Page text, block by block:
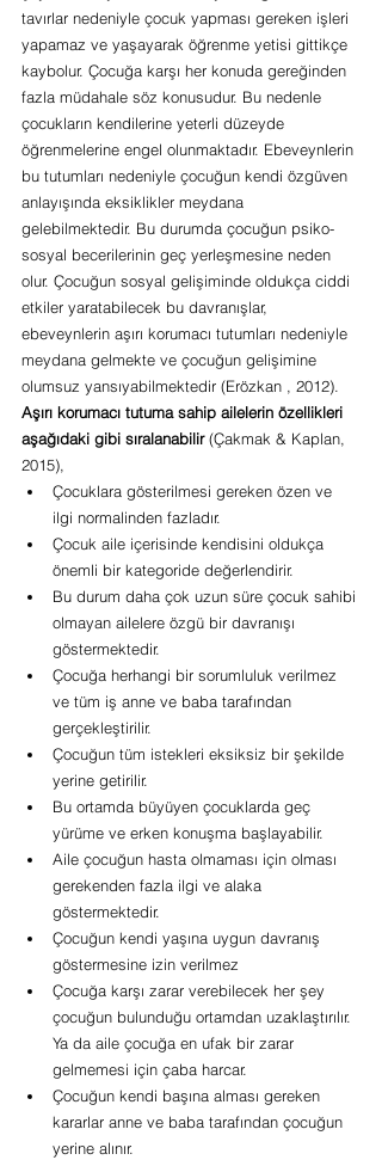
tavırlar nedeniyle çocuk yapması gereken işleri
yapamaz ve yaşayarak öğrenme yetisi gittikçe
kaybolur. Çocuğa karşı her konuda gereğinden
fazla müdahale söz konusudur. Bu nedenle
çocukların kendilerine yeterli düzeyde
öğrenmelerine engel olunmaktadır. Ebeveynlerin
bu tutumları nedeniyle çocuğun kendi özgüven
anlayışında eksiklikler meydana
gelebilmektedir. Bu durumda çocuğun psiko-
sosyal becerilerinin geç yerleşmesine neden
olur. Çocuğun sosyal gelişiminde oldukça ciddi
etkiler yaratabilecek bu davranışlar,
ebeveynlerin aşırı korumacı tutumları nedeniyle
meydana gelmekte ve çocuğun gelişimine
olumsuz yansıyabilmektedir (Erözkan , 2012).
Aşırı korumacı tutuma sahip ailelerin özellikleri
aşağıdaki gibi sıralanabilir (Çakmak & Kaplan,
2015),
Çocuklara gösterilmesi gereken özen ve
ilgi normalinden fazladır.
Çocuk aile içerisinde kendisini oldukça
önemli bir kategoride değerlendirir.
Bu durum daha çok uzun süre çocuk sahibi
olmayan ailelere özgü bir davranışı
göstermektedir.
Çocuğa herhangi bir sorumluluk verilmez
ve tüm iş anne ve baba tarafından
gerçekleştirilir.
Çocuğun tüm istekleri eksiksiz bir şekilde
yerine getirilir.
Bu ortamda büyüyen çocuklarda geç
yürüme ve erken konuşma başlayabilir.
Aile çocuğun hasta olmaması için olması
gerekenden fazla ilgi ve alaka
göstermektedir.
Çocuğun kendi yaşına uygun davranış
göstermesine izin verilmez
Çocuğa karşı zarar verebilecek her şey
çocuğun bulunduğu ortamdan uzaklaştırılır.
Ya da aile çocuğa en ufak bir zarar
gelmemesi için çaba harcar.
Çocuğun kendi başına alması gereken
kararlar anne ve baba tarafından çocuğun
yerine alınır.